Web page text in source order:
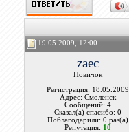
19.05.2009, 12:00
zaec
Новичок
Регистрация: 18.05.2009
Адрес: Смоленск
Сообщений: 4
Сказал(а) спасибо: 0
Поблагодарили: 0 раз(а)
Репутация: 10